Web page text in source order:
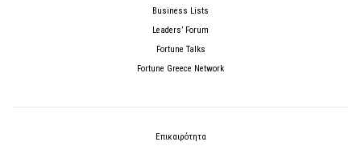
Business Lists
Leaders’ Forum
Fortune Talks
Fortune Greece Network
Επικαιρότητα